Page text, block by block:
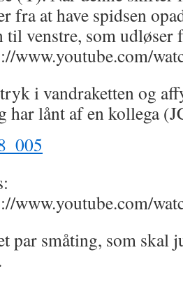
fra at have spidsen
til venstre, som
www.youtube.com/
i vandraketten og
har lånt af en kollega
www.youtube.com/
par småting, som skal